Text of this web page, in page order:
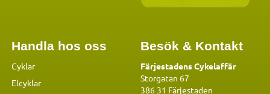
Handla hos oss
Cyklar
Elcyklar
Besök & Kontakt
Färjestadens Cykelaffär
Storgatan 67
386 31 Färjestaden